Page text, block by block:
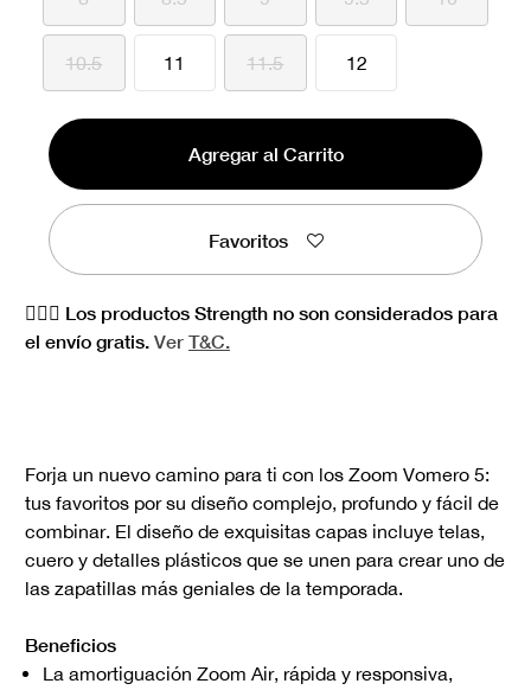
10.5 11 11.5 12
Agregar al Carrito
Favoritos
🏋🏻‍♀️ Los productos Strength no son considerados para
el envío gratis. Ver T&C.
Forja un nuevo camino para ti con los Zoom Vomero 5:
tus favoritos por su diseño complejo, profundo y fácil de
combinar. El diseño de exquisitas capas incluye telas,
cuero y detalles plásticos que se unen para crear uno de
las zapatillas más geniales de la temporada.
Beneficios
La amortiguación Zoom Air, rápida y responsiva,